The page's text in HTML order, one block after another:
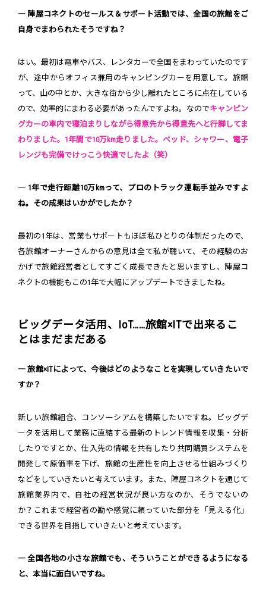
― 陣屋コネクトのセールス＆サポート活動では、全国の旅館をご
自身でまわられたそうですね？
はい。最初は電車やバス、レンタカーで全国をまわっていたのです
が、途中からオフィス兼用のキャンピングカーを用意して。旅館
って、山の中とか、大きな街から少し離れたところに点在している
ので、効率的にまわる必要があったんですよね。なのでキャンピン
グカーの車内で寝泊まりしながら得意先から得意先へと行脚してま
わりました。1年間で10万km走りました。ベッド、シャワー、電子
レンジも完備でけっこう快適でしたよ（笑）
― 1年で走行距離10万kmって、プロのトラック運転手並みですよ
ね。その成果はいかがでしたか？
最初の1年は、営業もサポートもほぼ私ひとりの体制だったので、
各旅館オーナーさんからの意見は全て私が聴いて、その経験のお
かげで旅館経営者としてすごく成長できたと思いますし、陣屋コ
ネクトの機能もこの1年で大幅にアップデートできましたね。
ビッグデータ活用、IoT……旅館×ITで出来るこ
とはまだまだある
― 旅館×ITによって、今後はどのようなことを実現していきたいで
すか？
新しい旅館組合、コンソーシアムを構築したいですね。ビッグデ
ータを活用して業務に直結する最新のトレンド情報を収集・分析
したりですとか、仕入先の情報を共有したり共同購買システムを
開発して原価率を下げ、旅館の生産性を向上させる仕組みづくり
などをしていきたいと考えています。また、陣屋コネクトを通じて
旅館業界内で、自社の経営状況が良い方なのか、そうでないの
か？これまで経営者の勘や感覚に頼っていた部分を「見える化」
できる世界を目指していきたいと考えています。
― 全国各地の小さな旅館でも、そういうことができるようになる
と、本当に面白いですね。